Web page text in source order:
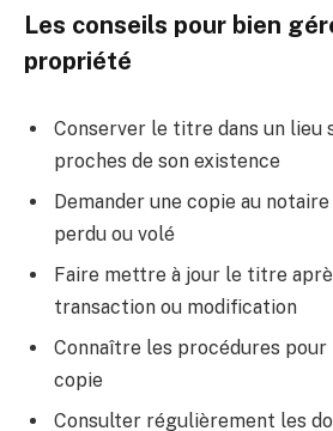
Les conseils pour bien
propriété
Conserver le titre dans un lieu
proches de son existence
Demander une copie au
perdu ou volé
Faire mettre à jour le titre
transaction ou modification
Connaître les procédures pour
copie
Consulter régulièrement les